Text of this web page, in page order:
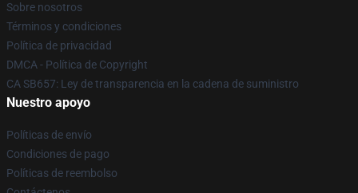
Sobre nosotros
Términos y condiciones
Política de privacidad
DMCA - Política de Copyright
CA SB657: Ley de transparencia en la cadena de suministro
Nuestro apoyo
Políticas de envío
Condiciones de pago
Políticas de reembolso